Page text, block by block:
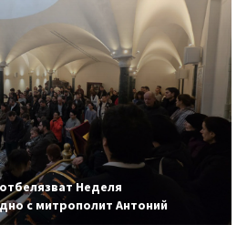
Неделя
с митрополит Антоний